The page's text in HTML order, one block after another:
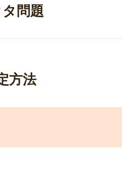
問題
方法